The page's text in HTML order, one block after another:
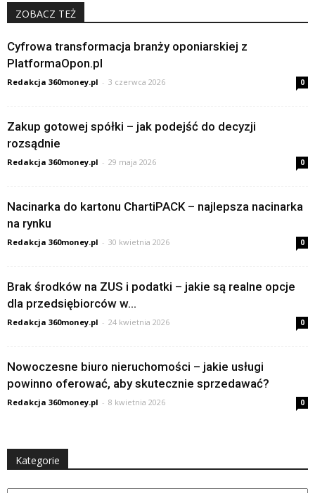
ZOBACZ TEŻ
Cyfrowa transformacja branży oponiarskiej z
PlatformaOpon.pl
Redakcja 360money.pl - 3 czerwca 2026 0
Zakup gotowej spółki – jak podejść do decyzji
rozsądnie
Redakcja 360money.pl - 29 maja 2026 0
Nacinarka do kartonu ChartiPACK – najlepsza nacinarka
na rynku
Redakcja 360money.pl - 30 kwietnia 2026 0
Brak środków na ZUS i podatki – jakie są realne opcje
dla przedsiębiorców w...
Redakcja 360money.pl - 24 kwietnia 2026 0
Nowoczesne biuro nieruchomości – jakie usługi
powinno oferować, aby skutecznie sprzedawać?
Redakcja 360money.pl - 8 kwietnia 2026 0
Kategorie
Kategorie